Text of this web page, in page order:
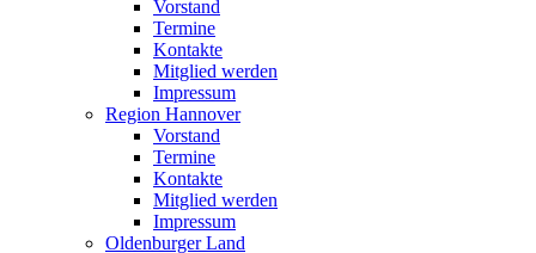
Vorstand
Termine
Kontakte
Mitglied werden
Impressum
Region Hannover
Vorstand
Termine
Kontakte
Mitglied werden
Impressum
Oldenburger Land